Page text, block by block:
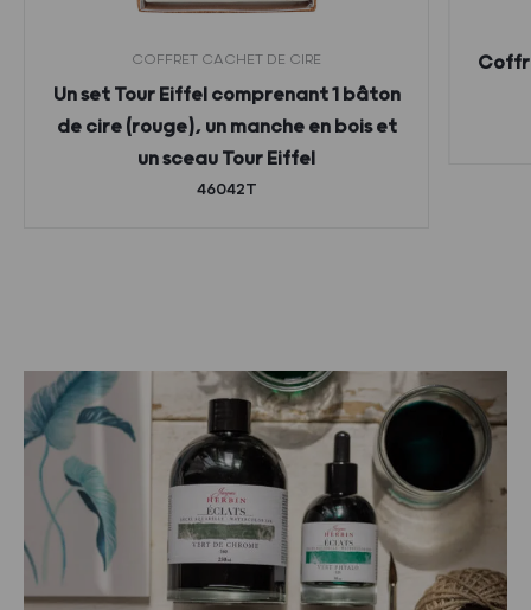
COFFRET CACHET DE CIRE
Un set Tour Eiffel comprenant 1 bâton
de cire (rouge), un manche en bois et
un sceau Tour Eiffel
46042T